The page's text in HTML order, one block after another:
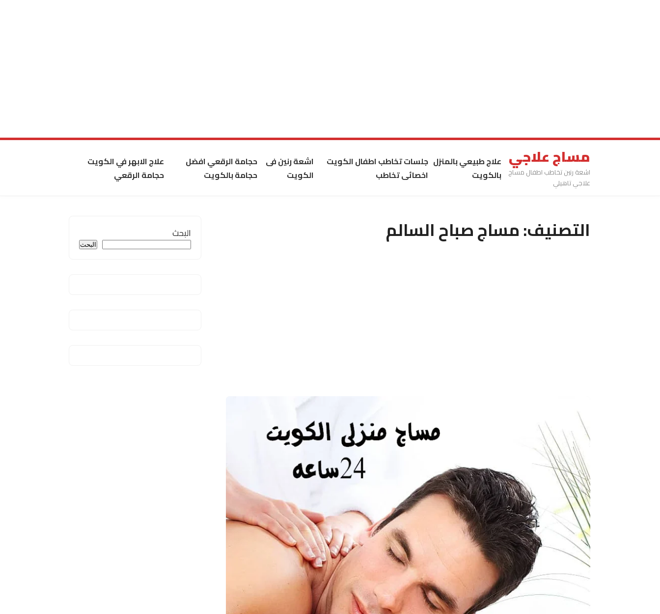
مساج علاجي
اشعة رنين تخاطب اطفال مساج
علاجي تاهيلي
علاج طبيعي بالمنزل
بالكويت
جلسات تخاطب اطفال الكويت
اخصائى تخاطب
اشعة رنين فى
الكويت
حجامة الرقعي افضل
حجامة بالكويت
علاج الابهر في الكويت
حجامة الرقعي
التصنيف:مساج صباح السالم البحث
البحث